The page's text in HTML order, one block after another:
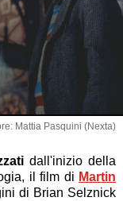
Mattia Pasquini (Nexta)
dall'inizio della
il film di Martin
di Brian Selznick